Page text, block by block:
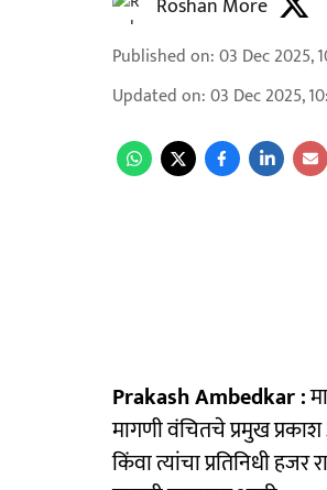
Roshan More
Published on:03 Dec 2025,
Updated on:03 Dec 2025,
Prakash Ambedkar :
मागणी वंचितचे प्रमुख
किंवा त्यांचा प्रतिनिधी